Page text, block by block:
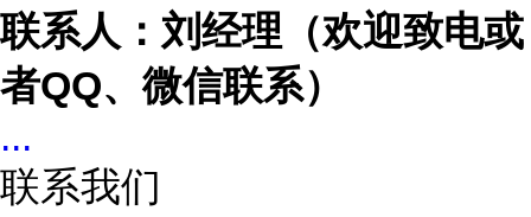
联系人：刘经理（欢迎致电或
者QQ、微信联系）
...
联系我们